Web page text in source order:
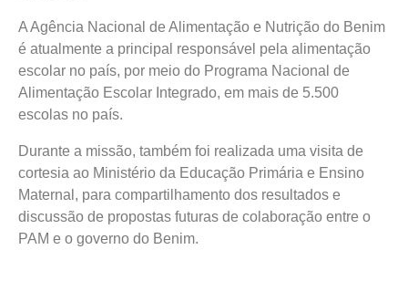
A Agência Nacional de Alimentação e Nutrição do Benim
é atualmente a principal responsável pela alimentação
escolar no país, por meio do Programa Nacional de
Alimentação Escolar Integrado, em mais de 5.500
escolas no país.
Durante a missão, também foi realizada uma visita de
cortesia ao Ministério da Educação Primária e Ensino
Maternal, para compartilhamento dos resultados e
discussão de propostas futuras de colaboração entre o
PAM e o governo do Benim.